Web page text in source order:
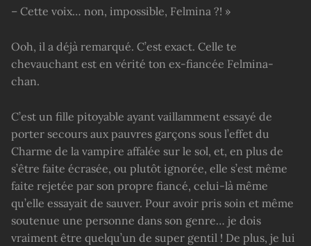
– Cette voix… non, impossible, Felmina ?! »
Ooh, il a déjà remarqué. C’est exact. Celle te
chevauchant est en vérité ton ex-fiancée Felmina-
chan.
C’est un fille pitoyable ayant vaillamment essayé de
porter secours aux pauvres garçons sous l’effet du
Charme de la vampire affalée sur le sol, et, en plus de
s’être faite écrasée, ou plutôt ignorée, elle s’est même
faite rejetée par son propre fiancé, celui-là même
qu’elle essayait de sauver. Pour avoir pris soin et même
soutenue une personne dans son genre… je dois
vraiment être quelqu’un de super gentil ! De plus, je lui